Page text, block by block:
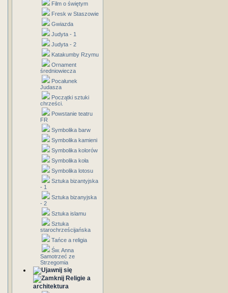
Film o świętym
Fresk w Staszowie
Gwiazda
Judyta - 1
Judyta - 2
Katakumby Rzymu
Ornament
średniowiecza
Pocałunek
Judasza
Początki sztuki
chrześci.
Powstanie teatru
FR
Symbolika barw
Symbolika kamieni
Symbolika kolorów
Symbolika koła
Symbolika lotosu
Sztuka bizantyjska
- 1
Sztuka bizanyjska
- 2
Sztuka islamu
Sztuka
starochrześcijańska
Tańce a religia
Św. Anna
Samotrzeć ze
Strzegomia
Religie a
architektura